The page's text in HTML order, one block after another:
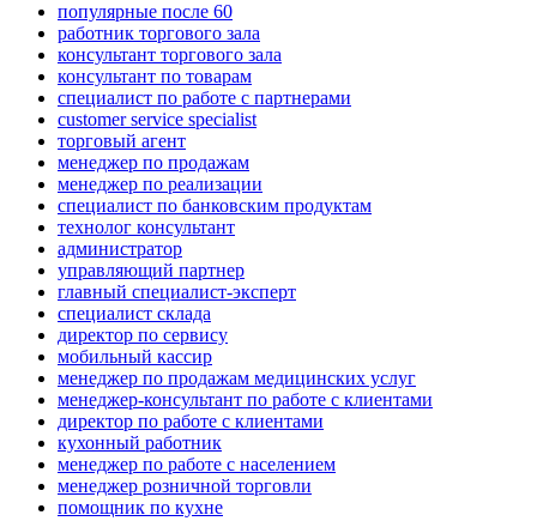
популярные после 60
работник торгового зала
консультант торгового зала
консультант по товарам
специалист по работе с партнерами
customer service specialist
торговый агент
менеджер по продажам
менеджер по реализации
специалист по банковским продуктам
технолог консультант
администратор
управляющий партнер
главный специалист-эксперт
специалист склада
директор по сервису
мобильный кассир
менеджер по продажам медицинских услуг
менеджер-консультант по работе с клиентами
директор по работе с клиентами
кухонный работник
менеджер по работе с населением
менеджер розничной торговли
помощник по кухне